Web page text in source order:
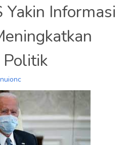
Informasi